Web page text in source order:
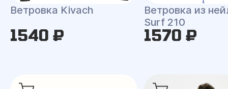
Ветровка Kivach
1540 ₽
Ветровка из
Surf 210
1570 ₽